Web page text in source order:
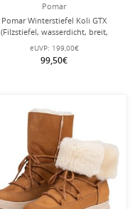
Pomar
Pomar Winterstiefel Koli GTX
(Filzstiefel, wasserdicht, breit,
extrem warm) rot Damen
eUVP: 199,00€
99,50€